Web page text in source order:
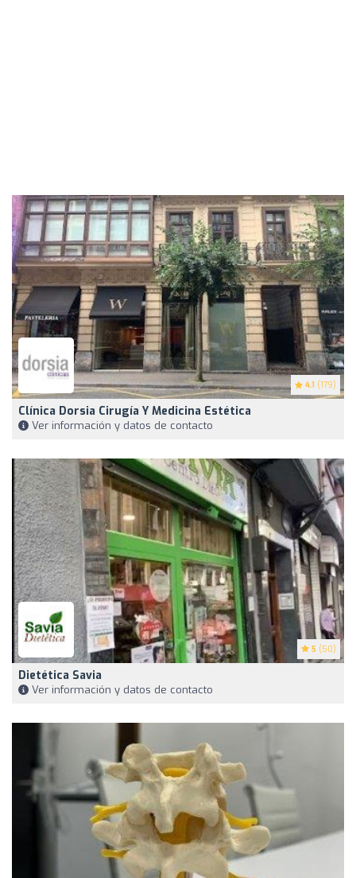
4.1 (179)
Clínica Dorsia Cirugía Y Medicina Estética
Ver información y datos de contacto
5 (50)
Dietética Savia
Ver información y datos de contacto